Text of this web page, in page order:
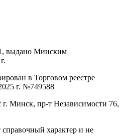
выдано Минским
в Торговом реестре
г. №749588
Минск, пр-т Независимости 76,
характер и не